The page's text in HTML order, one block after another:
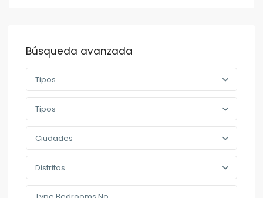
Búsqueda avanzada
Tipos
Tipos
Ciudades
Distritos